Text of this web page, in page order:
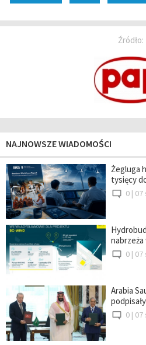
Źródło:
NAJNOWSZE WIADOMOŚCI
Żegluga
tysięcy
0 | 07
nabrzeża
0 | 07
Arabia
0 | 07